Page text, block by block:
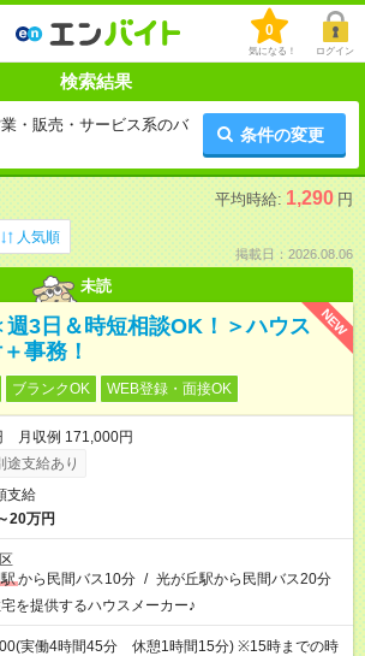
0
気になる！ ログイン
検索結果
・販売・サービス系のバ
条件の変更
平均時給: 1,290 円
人気順
掲載日：2026.08.06
未読
NEW
週3日＆時短相談OK！＞ハウス
事務！
ブランクOK WEB登録・面接OK
月収例 171,000円
途支給あり
支給
20万円
から民間バス10分 / 光が丘駅から民間バス20分
を提供するハウスメーカー♪
実働4時間45分 休憩1時間15分) ※15時までの時